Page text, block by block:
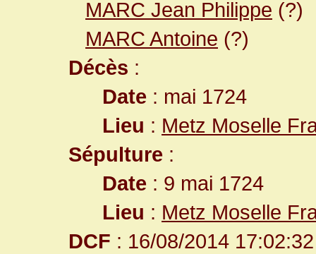
MARC Jean Philippe (?)
MARC Antoine (?)
Décès :
Date : mai 1724
Lieu : Metz Moselle
Sépulture :
Date : 9 mai 1724
Lieu : Metz Moselle
DCF : 16/08/2014 17:02:32